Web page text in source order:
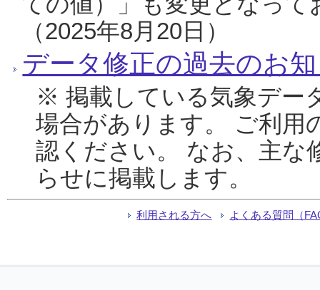
（2025年8月20日）
データ修正の過去のお
※ 掲載している気象デー
場合があります。 ご利用
認ください。 なお、主な
らせに掲載します。
利用される方へ よくある質問（